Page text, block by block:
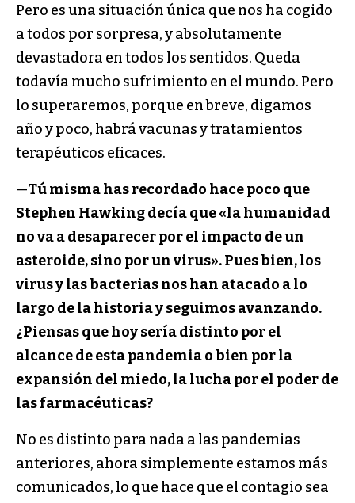
Pero es una situación única que nos ha cogido
a todos por sorpresa, y absolutamente
devastadora en todos los sentidos. Queda
todavía mucho sufrimiento en el mundo. Pero
lo superaremos, porque en breve, digamos
año y poco, habrá vacunas y tratamientos
terapéuticos eficaces.
—Tú misma has recordado hace poco que
Stephen Hawking decía que «la humanidad
no va a desaparecer por el impacto de un
asteroide, sino por un virus». Pues bien, los
virus y las bacterias nos han atacado a lo
largo de la historia y seguimos avanzando.
¿Piensas que hoy sería distinto por el
alcance de esta pandemia o bien por la
expansión del miedo, la lucha por el poder de
las farmacéuticas?
No es distinto para nada a las pandemias
anteriores, ahora simplemente estamos más
comunicados, lo que hace que el contagio sea